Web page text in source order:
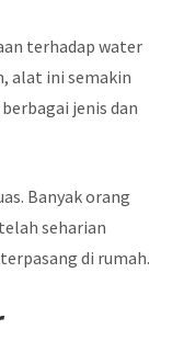
terhadap water
alat ini semakin
jenis dan
Banyak orang
seharian
di rumah.